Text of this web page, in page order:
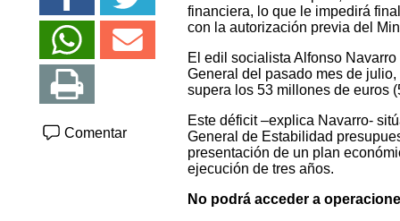
Comentar
financiera, lo que le impedirá
con la autorización previa del
El edil socialista Alfonso
General del pasado mes de
supera los 53 millones de euros
Este déficit –explica Navarro-
General de Estabilidad
presentación de un plan
ejecución de tres años.
No podrá acceder a